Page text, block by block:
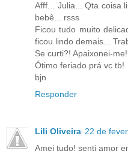
Afff... Julia... Qta coisa
bebê... rsss
Ficou tudo muito
ficou lindo demais...
Se curti?! Apaixonei-
Ótimo feriado prá vc tb!
bjn
Responder
Lili Oliveira 22 de
Amei tudo! senti amor